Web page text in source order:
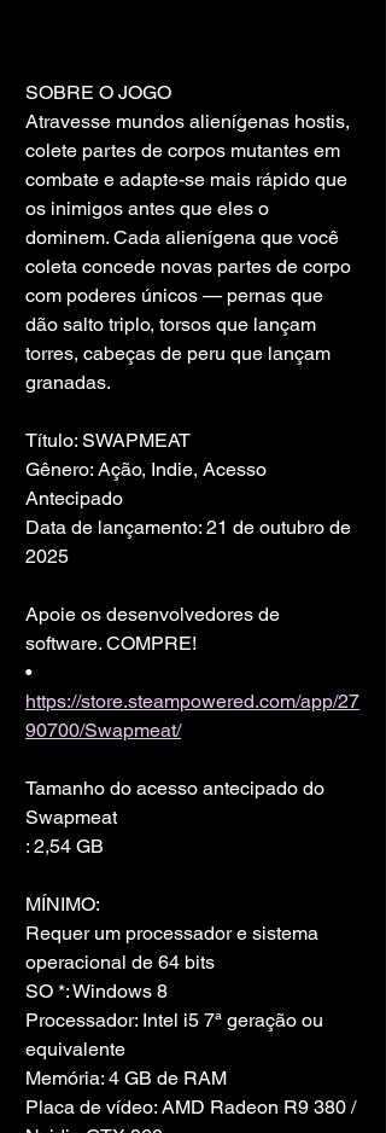
SOBRE O JOGO
Atravesse mundos alienígenas hostis,
colete partes de corpos mutantes em
combate e adapte-se mais rápido que
os inimigos antes que eles o
dominem. Cada alienígena que você
coleta concede novas partes de corpo
com poderes únicos — pernas que
dão salto triplo, torsos que lançam
torres, cabeças de peru que lançam
granadas.
Título: SWAPMEAT
Gênero: Ação, Indie, Acesso
Antecipado
Data de lançamento: 21 de outubro de
2025
Apoie os desenvolvedores de
software. COMPRE!
•
https://store.steampowered.com/app/27
90700/Swapmeat/
Tamanho do acesso antecipado do
Swapmeat
: 2,54 GB
MÍNIMO:
Requer um processador e sistema
operacional de 64 bits
SO *: Windows 8
Processador: Intel i5 7ª geração ou
equivalente
Memória: 4 GB de RAM
Placa de vídeo: AMD Radeon R9 380 /